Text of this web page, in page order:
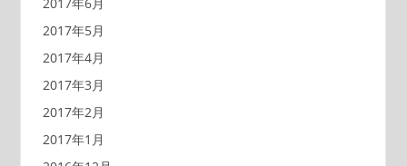
2017年6月
2017年5月
2017年4月
2017年3月
2017年2月
2017年1月